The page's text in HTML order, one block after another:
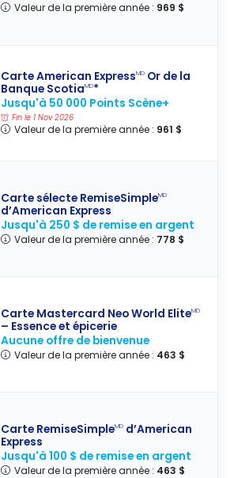
Valeur de la première année : 969 $
Carte American ExpressMD Or de la
Banque ScotiaMD*
Jusqu'à 50 000 Points Scène+
Fin le 1 Nov 2026
Valeur de la première année : 961 $
Carte sélecte RemiseSimpleMD
d’American Express
Jusqu'à 250 $ de remise en argent
Valeur de la première année : 778 $
Carte Mastercard Neo World EliteMD
– Essence et épicerie
Aucune offre de bienvenue
Valeur de la première année : 463 $
Carte RemiseSimpleMD d’American
Express
Jusqu'à 100 $ de remise en argent
Valeur de la première année : 463 $